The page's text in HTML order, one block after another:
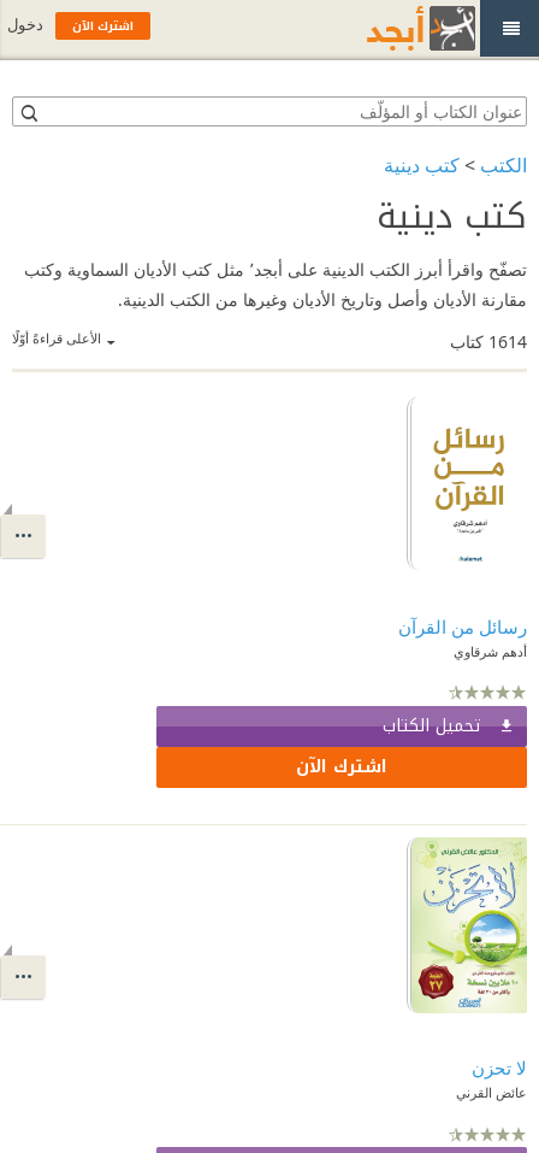
الكتب >كتب دينية
كتب دينية
تصفّح واقرأ أبرز الكتب الدينية على أبجد٬ مثل كتب الأديان السماوية وكتب
مقارنة الأديان وأصل وتاريخ الأديان وغيرها من الكتب الدينية.
الأعلى قراءةً أوّلًا 1614 كتاب
رسائل من القرآن
أدهم شرقاوي
تحميل الكتاب
اشترك الآن
لا تحزن
عائض القرني
اشترك الآن دخول